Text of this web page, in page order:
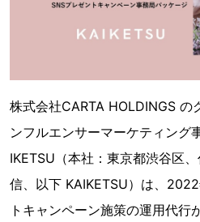
株式会社CARTA HOLDINGS の
ンフルエンサーマーケティング
IKETSU（本社：東京都渋谷区
信、以下 KAIKETSU）は、
トキャンペーン施策の運用代行